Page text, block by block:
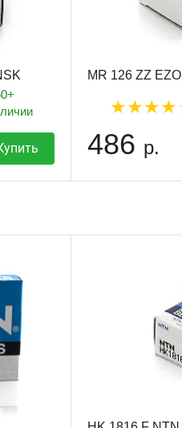
MR 126 ZZ EZO
486 р.